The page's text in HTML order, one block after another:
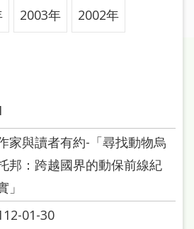
2003年 2002年
家與讀者有約-「尋找動物烏
邦：跨越國界的動保前線紀
」
01-30